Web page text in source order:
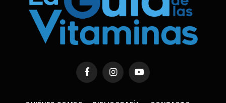
FacebookInstagramYouTube